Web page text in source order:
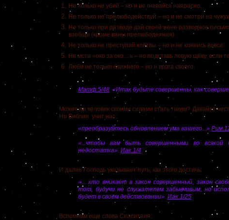
Не только не убий – но и не гневайся напрасно.
Не только не прелюбодействуй – но и не смотри на
Не только при разводе дай своей жене разводное
вообще (кроме вины прелюбодеяния).
Не только не преступай клятвы – но и не клянись вовсе.
Не мсти «око за око…» – но подставь левую щёку, если
Люби не только ближнего – но и врага своего.
Матф.5/48 «Итак будьте совершенны, как
Может ли человек своими силами стать таким? Давайте
Но Библия учит нас:
«преобразуйтесь обновлением ума вашего...»
«...чтобы вам быть совершенными во всякой
недостатка». Иак.1/4
И далее Господь указывает путь, как этого достичь:
«... кто вникает в закон совершенный, закон
тот, будучи не слушателем забывчивым, но
будет в своем действовании». Иак.1/25
Вспомним еще слова Спасителя: